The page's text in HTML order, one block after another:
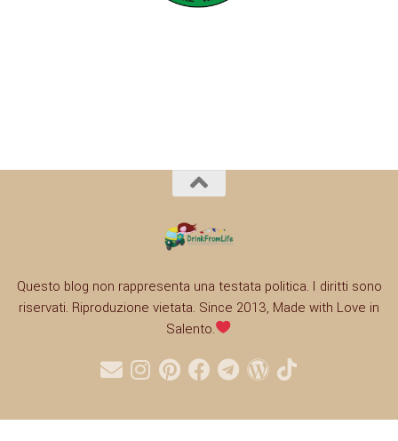
Questo blog non rappresenta una testata politica. I diritti sono
riservati. Riproduzione vietata. Since 2013, Made with Love in
Salento.